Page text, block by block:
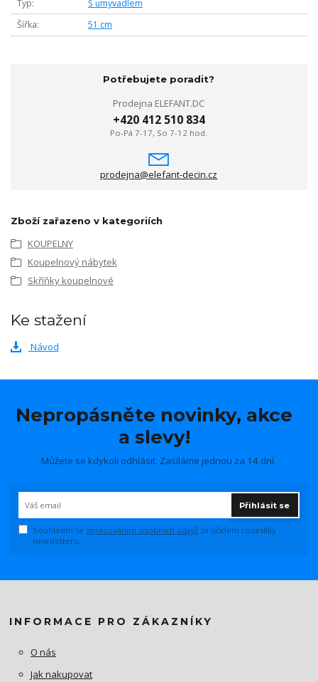
Typ
S umyvadlem
Šířka
51 cm
Potřebujete poradit?
Prodejna ELEFANT.DC
+420 412 510 834
Po-Pá 7-17, So 7-12 hod.
prodejna@elefant-decin.cz
Zboží zařazeno v kategoriích
KOUPELNY
Koupelnový nábytek
Skříňky koupelnové
Ke stažení
Návod
Nepropásněte novinky, akce
a slevy!
Můžete se kdykoli odhlásit. Zasíláme jednou za 14 dní.
Přihlásit se
Souhlasím se zpracováním osobních údajů za účelem rozesílky
newsletteru.
INFORMACE PRO ZÁKAZNÍKY
O nás
Jak nakupovat